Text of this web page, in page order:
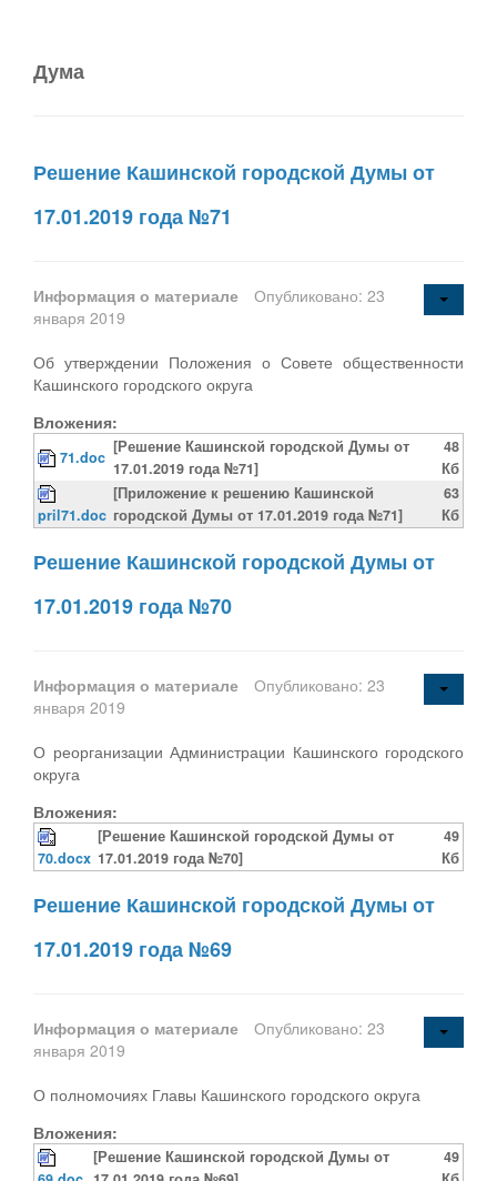
Дума
Решение Кашинской городской Думы от
17.01.2019 года №71
Информация о материале
Опубликовано: 23
января 2019
Об утверждении Положения о Совете общественности
Кашинского городского округа
Вложения:
71.doc
[Решение Кашинской городской Думы от
17.01.2019 года №71]
48
Кб
pril71.doc
[Приложение к решению Кашинской
городской Думы от 17.01.2019 года №71]
63
Кб
Решение Кашинской городской Думы от
17.01.2019 года №70
Информация о материале
Опубликовано: 23
января 2019
О реорганизации Администрации Кашинского городского
округа
Вложения:
70.docx
[Решение Кашинской городской Думы от
17.01.2019 года №70]
49
Кб
Решение Кашинской городской Думы от
17.01.2019 года №69
Информация о материале
Опубликовано: 23
января 2019
О полномочиях Главы Кашинского городского округа
Вложения:
[Решение Кашинской городской Думы от
49